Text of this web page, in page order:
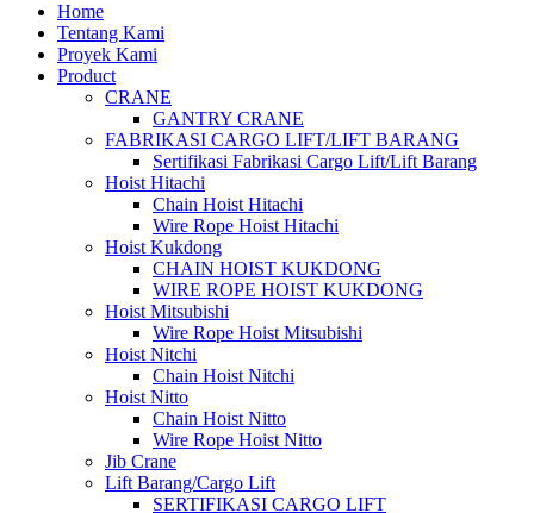
Home
Tentang Kami
Proyek Kami
Product
CRANE
GANTRY CRANE
FABRIKASI CARGO LIFT/LIFT BARANG
Sertifikasi Fabrikasi Cargo Lift/Lift Barang
Hoist Hitachi
Chain Hoist Hitachi
Wire Rope Hoist Hitachi
Hoist Kukdong
CHAIN HOIST KUKDONG
WIRE ROPE HOIST KUKDONG
Hoist Mitsubishi
Wire Rope Hoist Mitsubishi
Hoist Nitchi
Chain Hoist Nitchi
Hoist Nitto
Chain Hoist Nitto
Wire Rope Hoist Nitto
Jib Crane
Lift Barang/Cargo Lift
SERTIFIKASI CARGO LIFT